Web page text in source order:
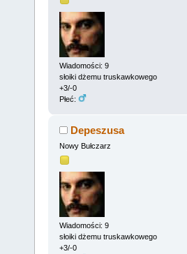
Wiadomości: 9
słoiki dżemu truskawkowego
+3/-0
Płeć:
Depeszusa
Nowy Bułczarz
Wiadomości: 9
słoiki dżemu truskawkowego
+3/-0